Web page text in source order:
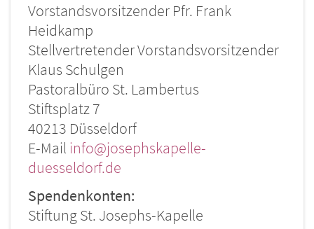
Vorstandsvorsitzender Pfr. Frank
Heidkamp
Stellvertretender Vorstandsvorsitzender
Klaus Schulgen
Pastoralbüro St. Lambertus
Stiftsplatz 7
40213 Düsseldorf
E-Mail info@josephskapelle-
duesseldorf.de
Spendenkonten:
Stiftung St. Josephs-Kapelle